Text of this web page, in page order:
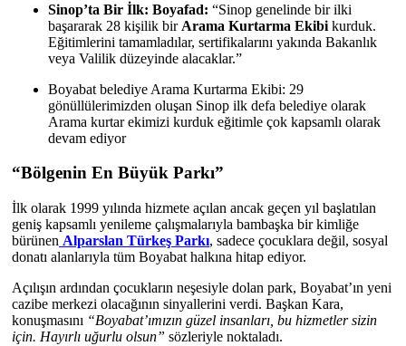
Sinop’ta Bir İlk: Boyafad: “Sinop genelinde bir ilki
başararak 28 kişilik bir Arama Kurtarma Ekibi kurduk.
Eğitimlerini tamamladılar, sertifikalarını yakında Bakanlık
veya Valilik düzeyinde alacaklar.”
Boyabat belediye Arama Kurtarma Ekibi: 29
gönüllülerimizden oluşan Sinop ilk defa belediye olarak
Arama kurtar ekimizi kurduk eğitimle çok kapsamlı olarak
devam ediyor
“Bölgenin En Büyük Parkı”
İlk olarak 1999 yılında hizmete açılan ancak geçen yıl başlatılan
geniş kapsamlı yenileme çalışmalarıyla bambaşka bir kimliğe
bürünen Alparslan Türkeş Parkı, sadece çocuklara değil, sosyal
donatı alanlarıyla tüm Boyabat halkına hitap ediyor.
Açılışın ardından çocukların neşesiyle dolan park, Boyabat’ın yeni
cazibe merkezi olacağının sinyallerini verdi. Başkan Kara,
konuşmasını “Boyabat’ımızın güzel insanları, bu hizmetler sizin
için. Hayırlı uğurlu olsun” sözleriyle noktaladı.